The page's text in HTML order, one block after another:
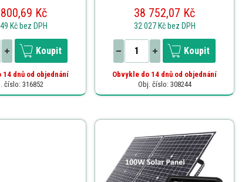
Kč
Kč bez DPH
Koupit
14 dnů od objednání
číslo: 316852
38 752,07 Kč
32 027 Kč bez DPH
Koupit
Obvykle do 14 dnů od objednání
Obj. číslo: 308244